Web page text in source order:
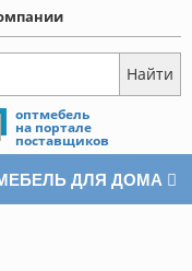
оптмебель
на портале
поставщиков
ДЛЯ ДОМА